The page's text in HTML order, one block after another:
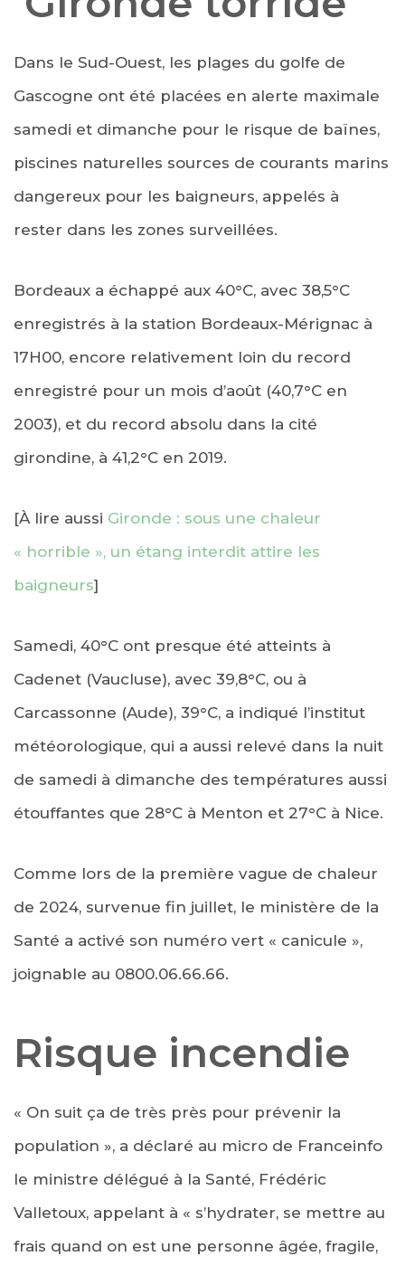
Dans le Sud-Ouest, les plages du golfe de
Gascogne ont été placées en alerte maximale
samedi et dimanche pour le risque de baïnes,
piscines naturelles sources de courants marins
dangereux pour les baigneurs, appelés à
rester dans les zones surveillées.
Bordeaux a échappé aux 40°C, avec 38,5°C
enregistrés à la station Bordeaux-Mérignac à
17H00, encore relativement loin du record
enregistré pour un mois d’août (40,7°C en
2003), et du record absolu dans la cité
girondine, à 41,2°C en 2019.
[À lire aussi Gironde : sous une chaleur
« horrible », un étang interdit attire les
baigneurs]
Samedi, 40°C ont presque été atteints à
Cadenet (Vaucluse), avec 39,8°C, ou à
Carcassonne (Aude), 39°C, a indiqué l’institut
météorologique, qui a aussi relevé dans la nuit
de samedi à dimanche des températures aussi
étouffantes que 28°C à Menton et 27°C à Nice.
Comme lors de la première vague de chaleur
de 2024, survenue fin juillet, le ministère de la
Santé a activé son numéro vert « canicule »,
joignable au 0800.06.66.66.
Risque incendie
« On suit ça de très près pour prévenir la
population », a déclaré au micro de Franceinfo
le ministre délégué à la Santé, Frédéric
Valletoux, appelant à « s’hydrater, se mettre au
frais quand on est une personne âgée, fragile,